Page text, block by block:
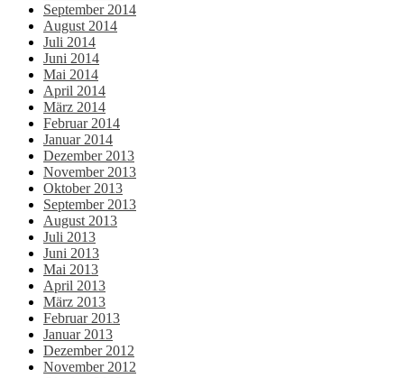
September 2014
August 2014
Juli 2014
Juni 2014
Mai 2014
April 2014
März 2014
Februar 2014
Januar 2014
Dezember 2013
November 2013
Oktober 2013
September 2013
August 2013
Juli 2013
Juni 2013
Mai 2013
April 2013
März 2013
Februar 2013
Januar 2013
Dezember 2012
November 2012